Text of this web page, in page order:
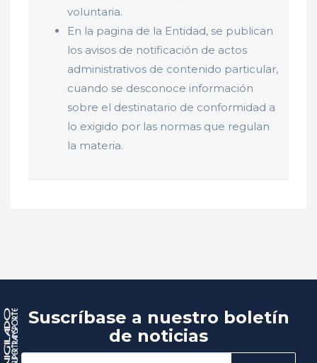
voluntaria.
En la pagina de la Entidad, se publican
los avisos de notificación de actos
administrativos de contenido particular,
cuando se desconoce información
sobre el destinatario de conformidad a
lo exigido por las normas que regulan
la materia.
Suscríbase a nuestro boletín
de noticias